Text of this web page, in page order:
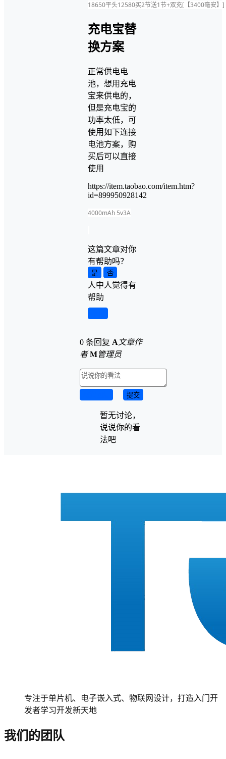
18650平头12580买2节送1节+双充[【3400毫安】]
充电宝替
换方案
正常供电电
池，想用充电
宝来供电的，
但是充电宝的
功率太低，可
使用如下连接
电池方案，购
买后可以直接
使用
https://item.taobao.com/item.htm?
id=899950928142
4000mAh 5v3A
这篇文章对你
有帮助吗？
是 否
人中人觉得有
帮助
0 条回复 A 文章作
者 M管理员
提交
暂无讨论，
说说你的看
法吧
专注于单片机、电子嵌入式、物联网设计，打造入门开
发者学习开发新天地
我们的团队